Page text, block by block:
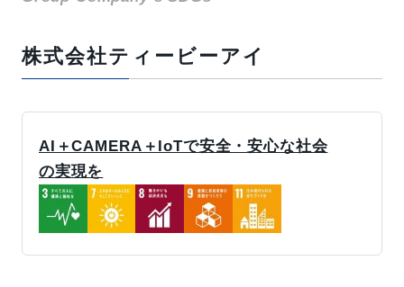
株式会社ティービーアイ
AI＋CAMERA＋IoTで安全・安心な社会
の実現を